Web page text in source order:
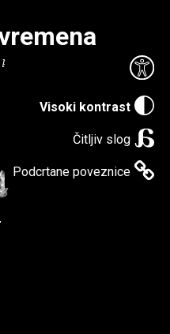
Visoki kontrast
Čitljiv slog
Podcrtane poveznice
knjiga.